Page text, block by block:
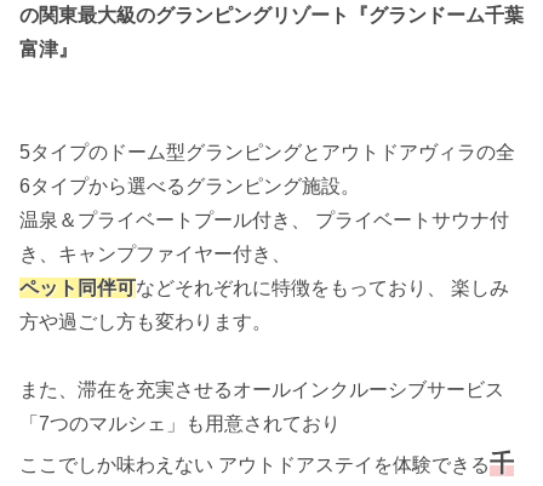
の関東最大級のグランピングリゾート『グランドーム千葉
富津』
5タイプのドーム型グランピングとアウトドアヴィラの全
6タイプから選べるグランピング施設。
温泉＆プライベートプール付き、 プライベートサウナ付
き、キャンプファイヤー付き、
ペット同伴可などそれぞれに特徴をもっており、 楽しみ
方や過ごし方も変わります。
また、滞在を充実させるオールインクルーシブサービス
「7つのマルシェ」も用意されており
ここでしか味わえない アウトドアステイを体験できる千